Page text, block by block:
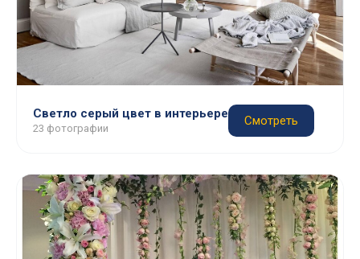
Светло серый цвет в интерьере
23 фотографии
Смотреть